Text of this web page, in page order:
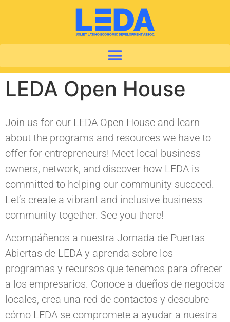
LEDA Open House
Join us for our LEDA Open House and learn
about the programs and resources we have to
offer for entrepreneurs! Meet local business
owners, network, and discover how LEDA is
committed to helping our community succeed.
Let’s create a vibrant and inclusive business
community together. See you there!
Acompáñenos a nuestra Jornada de Puertas
Abiertas de LEDA y aprenda sobre los
programas y recursos que tenemos para ofrecer
a los empresarios. Conoce a dueños de negocios
locales, crea una red de contactos y descubre
cómo LEDA se compromete a ayudar a nuestra